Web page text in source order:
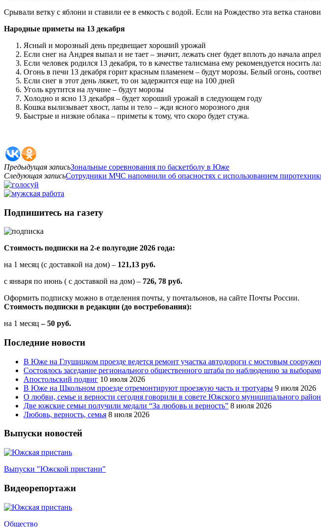
Срывали ветку с яблони и ставили ее в емкость с водой. Если на Рождество эта ветка
Народные приметы на 13 декабря
Ясный и морозный день предвещает хороший урожай
Если снег на Андрея выпал и не тает – значит, лежать снег будет вплоть до начала
Если человек родился 13 декабря, то в качестве талисмана ему рекомендуется носить
Огонь в печи 13 декабря горит красным пламенем – будут морозы. Белый огонь,
Если снег в этот день ляжет, то он задержится еще на 100 дней
Уголь крутится на лучине – будут морозы
Холодно и ясно 13 декабря – будет хороший урожай в следующем году
Кошка вылизывает хвост, лапы и тело – жди ясного морозного дня
Быстрые и низкие облака – приметы к тому, что скоро будет стужа.
Предыдущая записьЗональные соревнования по баскетболу в Юже
Следующая записьСотрудники МЧС напомнили об опасностях с использованием
Подпишитесь на газету
Стоимость подписки на 2-е полугодие 2026 года:
на 1 месяц (с доставкой на дом) – 121,13 руб.
с января по июнь ( с доставкой на дом) – 726, 78 руб.
Оформить подписку можно в отделения почты, у почтальонов, на сайте Почты России.
Стоимость подписки в редакции (до востребования):
на 1 месяц – 50 руб.
Последние новости
В Юже на Глушицком проезде ведется ремонт участка автодороги с мостовым
Состоялось заседание регионального общественного штаба по наблюдению за
Апостольский подвиг 10 июля 2026
В Юже на Школьном проезде отремонтируют проезжую часть и тротуары 9 июля 2026
О любви, семье и верности сегодня говорили в совете Южского муниципального
Две южские семьи получили медали “За любовь и верность” 8 июля 2026
Любовь, верность, семья 8 июля 2026
Выпуски новостей
Выпуски "Южской пристани"
Видеорепортажи
Общество